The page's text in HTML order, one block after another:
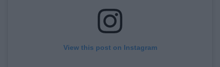
View this post on Instagram